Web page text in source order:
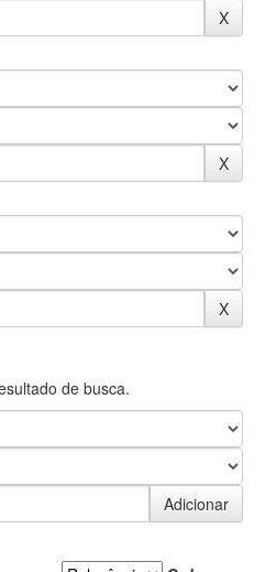
de busca.